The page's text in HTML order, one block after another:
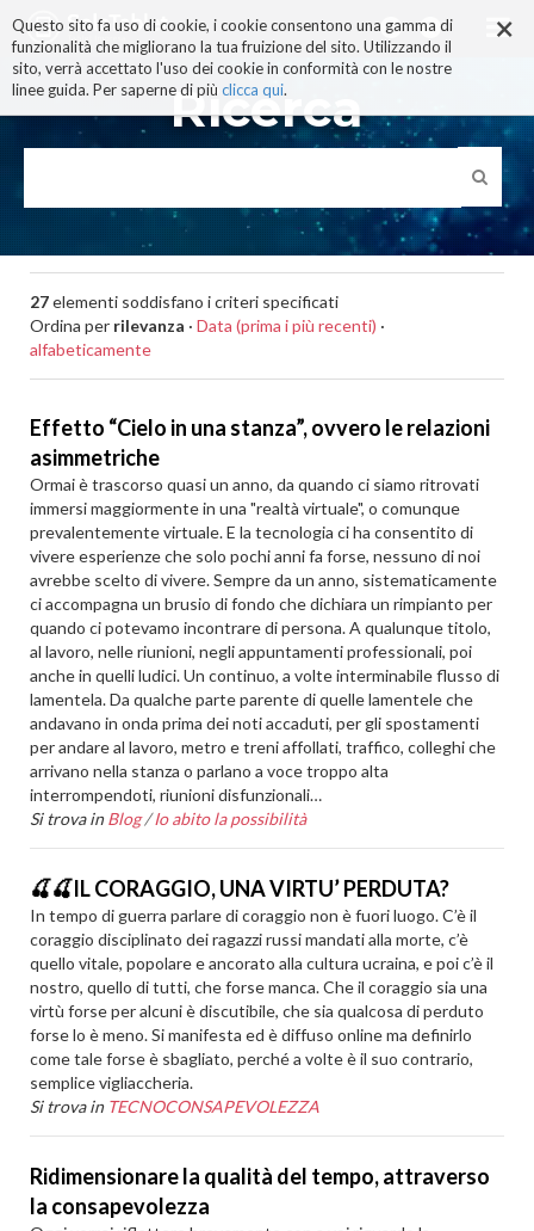
×
Questo sito fa uso di cookie, i cookie consentono una gamma di
funzionalità che migliorano la tua fruizione del sito. Utilizzando il
sito, verrà accettato l'uso dei cookie in conformità con le nostre
linee guida. Per saperne di più clicca qui.
ai
contenuti.
|
alla
navigazione
Ricerca
27elementi soddisfano i criteri specificati
Ordina per rilevanza · Data (prima i più recenti) ·
alfabeticamente
Effetto “Cielo in una stanza”, ovvero le relazioni
asimmetriche
Ormai è trascorso quasi un anno, da quando ci siamo ritrovati
immersi maggiormente in una "realtà virtuale", o comunque
prevalentemente virtuale. E la tecnologia ci ha consentito di
vivere esperienze che solo pochi anni fa forse, nessuno di noi
avrebbe scelto di vivere. Sempre da un anno, sistematicamente
ci accompagna un brusio di fondo che dichiara un rimpianto per
quando ci potevamo incontrare di persona. A qualunque titolo,
al lavoro, nelle riunioni, negli appuntamenti professionali, poi
anche in quelli ludici. Un continuo, a volte interminabile flusso di
lamentela. Da qualche parte parente di quelle lamentele che
andavano in onda prima dei noti accaduti, per gli spostamenti
per andare al lavoro, metro e treni affollati, traffico, colleghi che
arrivano nella stanza o parlano a voce troppo alta
interrompendoti, riunioni disfunzionali…
Si trova in Blog /Io abito la possibilità
🍒🍒IL CORAGGIO, UNA VIRTU’ PERDUTA?
In tempo di guerra parlare di coraggio non è fuori luogo. C’è il
coraggio disciplinato dei ragazzi russi mandati alla morte, c’è
quello vitale, popolare e ancorato alla cultura ucraina, e poi c’è il
nostro, quello di tutti, che forse manca. Che il coraggio sia una
virtù forse per alcuni è discutibile, che sia qualcosa di perduto
forse lo è meno. Si manifesta ed è diffuso online ma definirlo
come tale forse è sbagliato, perché a volte è il suo contrario,
semplice vigliaccheria.
Si trova in TECNOCONSAPEVOLEZZA
Ridimensionare la qualità del tempo, attraverso
la consapevolezza